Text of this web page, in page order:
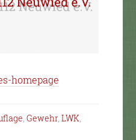
homepage
,Gewehr,LWK